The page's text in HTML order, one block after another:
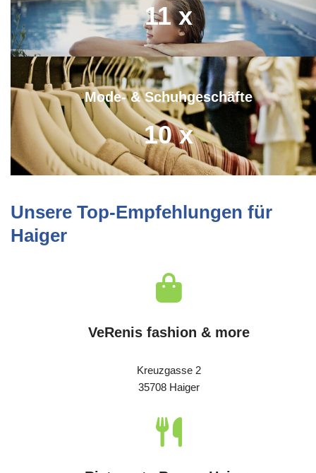
11 x
Mode- & Schuhgeschäfte
10 x
Unsere Top-Empfehlungen für
Haiger
VeRenis fashion & more
Kreuzgasse 2
35708 Haiger